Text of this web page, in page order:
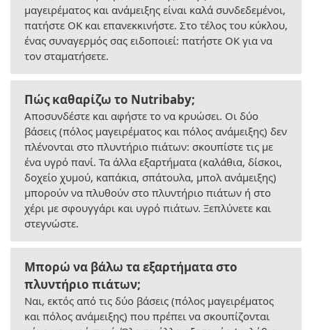
μαγειρέματος και ανάμειξης είναι καλά συνδεδεμένοι,
πατήστε OK και επανεκκινήστε. Στο τέλος του κύκλου,
ένας συναγερμός σας ειδοποιεί: πατήστε OK για να
τον σταματήσετε.
Πώς καθαρίζω το Nutribaby;
Αποσυνδέστε και αφήστε το να κρυώσει. Οι δύο
βάσεις (πόλος μαγειρέματος και πόλος ανάμειξης) δεν
πλένονται στο πλυντήριο πιάτων: σκουπίστε τις με
ένα υγρό πανί. Τα άλλα εξαρτήματα (καλάθια, δίσκοι,
δοχείο χυμού, καπάκια, σπάτουλα, μπολ ανάμειξης)
μπορούν να πλυθούν στο πλυντήριο πιάτων ή στο
χέρι με σφουγγάρι και υγρό πιάτων. Ξεπλύνετε και
στεγνώστε.
Μπορώ να βάλω τα εξαρτήματα στο
πλυντήριο πιάτων;
Ναι, εκτός από τις δύο βάσεις (πόλος μαγειρέματος
και πόλος ανάμειξης) που πρέπει να σκουπίζονται